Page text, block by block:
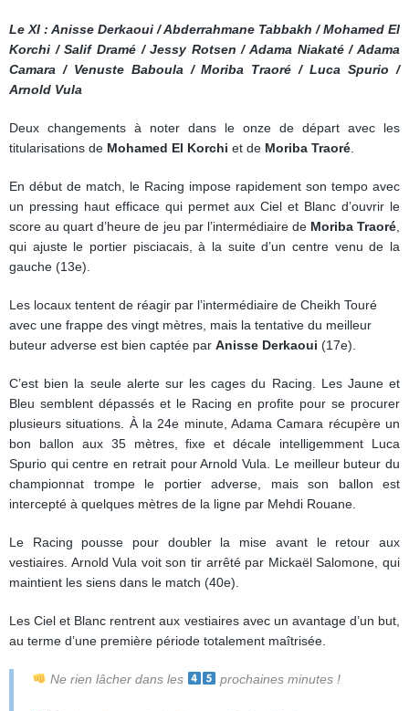
Le XI : Anisse Derkaoui / Abderrahmane Tabbakh / Mohamed El
Korchi / Salif Dramé / Jessy Rotsen / Adama Niakaté / Adama
Camara / Venuste Baboula / Moriba Traoré / Luca Spurio /
Arnold Vula
Deux changements à noter dans le onze de départ avec les
titularisations de Mohamed El Korchi et de Moriba Traoré
En début de match, le Racing impose rapidement son tempo avec
un pressing haut efficace qui permet aux Ciel et Blanc d’ouvrir le
score au quart d’heure de jeu par l’intermédiaire de Moriba Traoré
qui ajuste le portier pisciacais, à la suite d’un centre venu de la
gauche (13e).
Les locaux tentent de réagir par l’intermédiaire de Cheikh Touré
avec une frappe des vingt mètres, mais la tentative du meilleur
buteur adverse est bien captée par Anisse Derkaoui (17e).
C’est bien la seule alerte sur les cages du Racing. Les Jaune et
Bleu semblent dépassés et le Racing en profite pour se procurer
plusieurs situations. À la 24e minute, Adama Camara récupère un
bon ballon aux 35 mètres, fixe et décale intelligemment Luca
Spurio qui centre en retrait pour Arnold Vula. Le meilleur buteur du
championnat trompe le portier adverse, mais son ballon est
intercepté à quelques mètres de la ligne par Mehdi Rouane.
Le Racing pousse pour doubler la mise avant le retour aux
vestiaires. Arnold Vula voit son tir arrêté par Mickaël Salomone, qui
maintient les siens dans le match (40e).
Les Ciel et Blanc rentrent aux vestiaires avec un avantage d’un but,
au terme d’une première période totalement maîtrisée.
Ne rien lâcher dans les prochaines minutes !